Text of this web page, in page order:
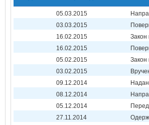
05.03.2015
03.03.2015
16.02.2015
Закон
16.02.2015
05.02.2015
Закон
03.02.2015
09.12.2014
08.12.2014
05.12.2014
27.11.2014